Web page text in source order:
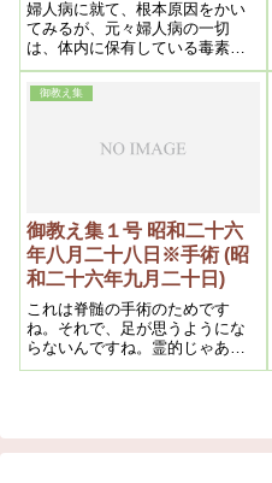
婦人病に就て、根本原因をかい
てみるが、元々婦人病の一切
は、体内に保有している毒素
が、漸次下降する為であって、
下腹部に溜れば子宮、卵巣、嗽
叭管、膀胱等の障害となり、尚
の病原となる
御教え集
御教え集１号 昭和二十六
年八月二十八日※手術 (昭
和二十六年九月二十日)
これは脊髄の手術のためです
ね。それで、足が思うようにな
らないんですね。霊的じゃあり
ませんね。医学的ですね。です